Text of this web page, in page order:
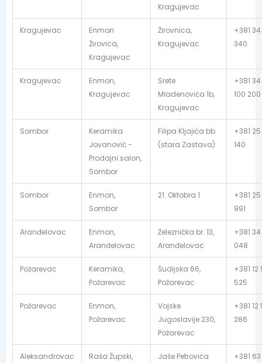
Kragujevac
Kragujevac
Enmon
Žirovica,
Kragujevac
Žirovnica,
Kragujevac
+381
340
Kragujevac
Enmon,
Kragujevac
Srete
Mladenovića 1b,
Kragujevac
+381
100 200
Sombor
Keramika
Jovanović -
Prodajni salon,
Sombor
Filipa Kljajića bb
(stara Zastava)
+381
140
Sombor
Enmon,
Sombor
21. Oktobra 1
+381
991
Aranđelovac
Enmon,
Aranđelovac
Železnička br. 13,
Aranđelovac
+381
048
Požarevac
Keramika,
Požarevac
Šudijska 66,
Požarevac
+381
525
Požarevac
Enmon,
Požarevac
Vojske
Jugoslavije 230,
Požarevac
+381 12
286
Aleksandrovac
Raša Župski,
Jaše Petrovića
+381